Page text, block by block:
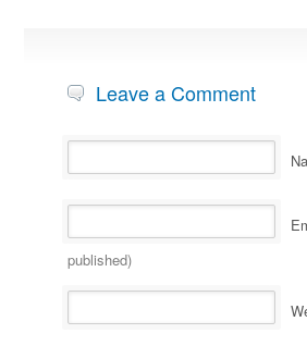
Leave a Comment
published)